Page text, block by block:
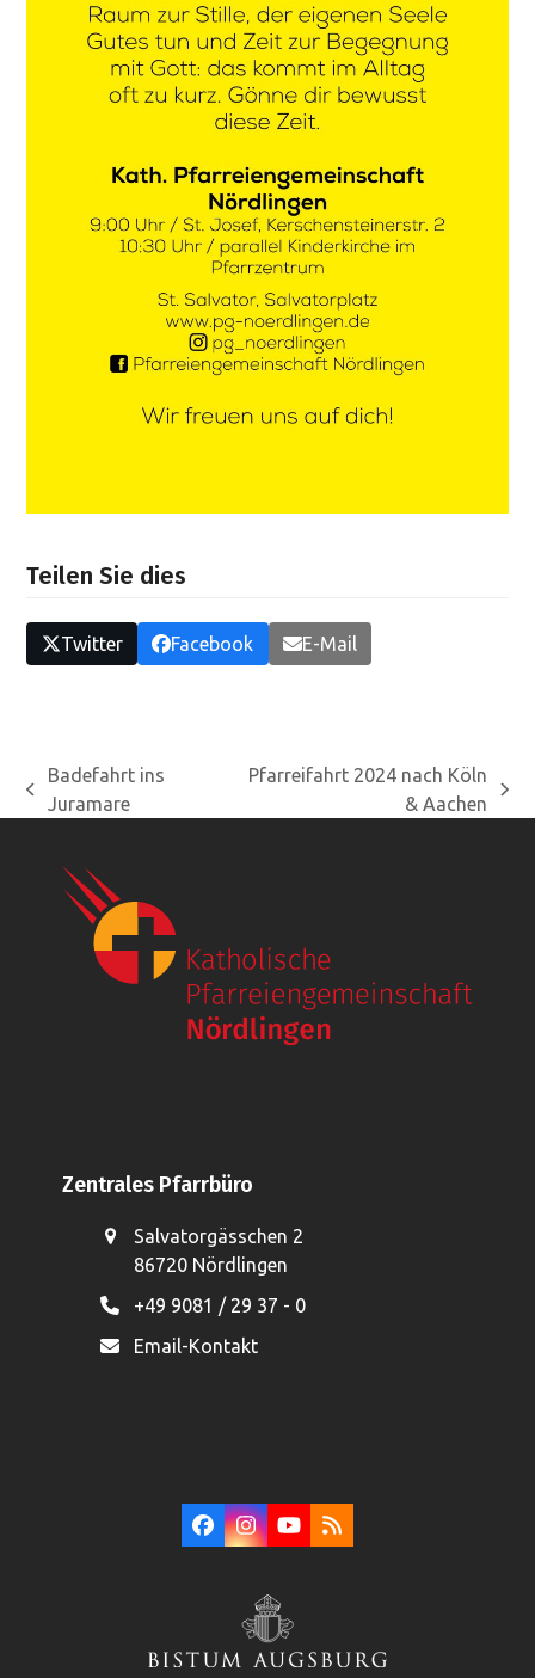
Teilen Sie dies
Twitter Facebook E-Mail
vorheriger
Badefahrt ins
Juramare
Pfarreifahrt 2024 nach Köln
& Aachen
Zentrales Pfarrbüro
Salvatorgässchen 2
86720 Nördlingen
+49 9081 / 29 37 - 0
Email-Kontakt
Facebook
Instagram
YouTube
RSS